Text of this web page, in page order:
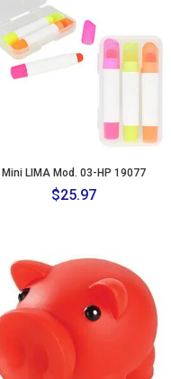
Mini LIMA Mod. 03-HP 19077
$25.97